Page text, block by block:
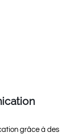
grâce à des